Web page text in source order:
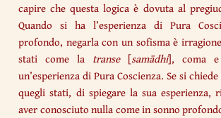
capire che questa logica è dovuta al
Quando si ha l’esperienza di Pura
profondo, negarla con un sofisma è
stati come la transe [samādhi], coma e
un’esperienza di Pura Coscienza. Se si
quegli stati, di spiegare la sua esperienza,
aver conosciuto nulla come in sonno